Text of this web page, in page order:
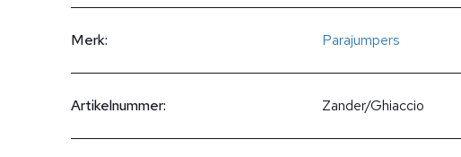
Merk: Parajumpers
Artikelnummer: Zander/Ghiaccio